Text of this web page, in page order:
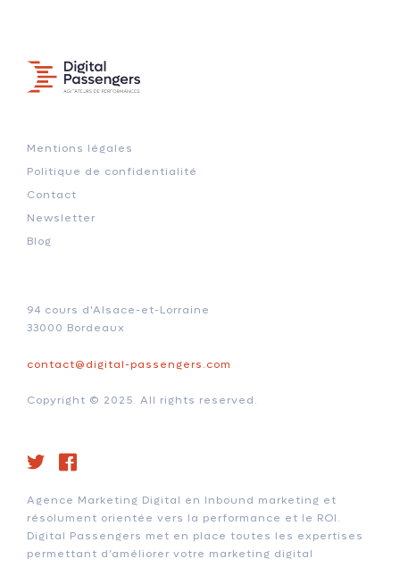
Mentions légales
Politique de confidentialité
Contact
Newsletter
Blog
94 cours d'Alsace-et-Lorraine
33000 Bordeaux
contact@digital-passengers.com
Copyright © 2025. All rights reserved.
Agence Marketing Digital en Inbound marketing et
résolument orientée vers la performance et le ROI.
Digital Passengers met en place toutes les expertises
permettant d’améliorer votre marketing digital